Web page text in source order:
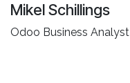
Mikel Schillings
Odoo Business Analyst